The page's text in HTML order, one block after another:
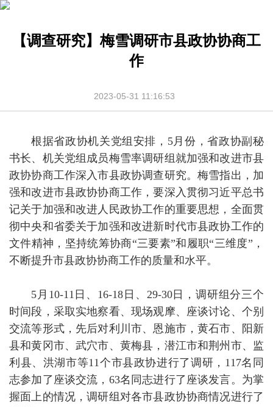
【调查研究】梅雪调研市县政协协商工
作
2023-05-31 11:16:53
根据省政协机关党组安排，5月份，省政协副秘
书长、机关党组成员梅雪率调研组就加强和改进市县
政协协商工作深入市县政协调查研究。梅雪指出，加
强和改进市县政协协商工作，要深入贯彻习近平总书
记关于加强和改进人民政协工作的重要思想，全面贯
彻中央和省委关于加强和改进新时代市县政协工作的
文件精神，坚持统筹协商“三要素”和履职“三维度”，
不断提升市县政协协商工作的质量和水平。
5月10-11日、16-18日、29-30日，调研组分三个
时间段，采取实地察看、现场观摩、座谈讨论、个别
交流等形式，先后对利川市、恩施市，黄石市、阳新
县和黄冈市、武穴市、黄梅县，潜江市和荆州市、监
利县、洪湖市等11个市县政协进行了调研，117名同
志参加了座谈交流，63名同志进行了座谈发言。为掌
握面上的情况，调研组对各市县政协协商情况进行了